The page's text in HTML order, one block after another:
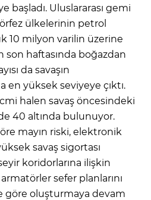
başladı. Uluslararası gemi
ülkelerinin petrol
10 milyon varilin üzerine
son haftasında boğazdan
da savaşın
en yüksek seviyeye çıktı.
halen savaş öncesindeki
40 altında bulunuyor.
mayın riski, elektronik
savaş sigortası
koridorlarına ilişkin
sefer planlarını
göre oluşturmaya devam